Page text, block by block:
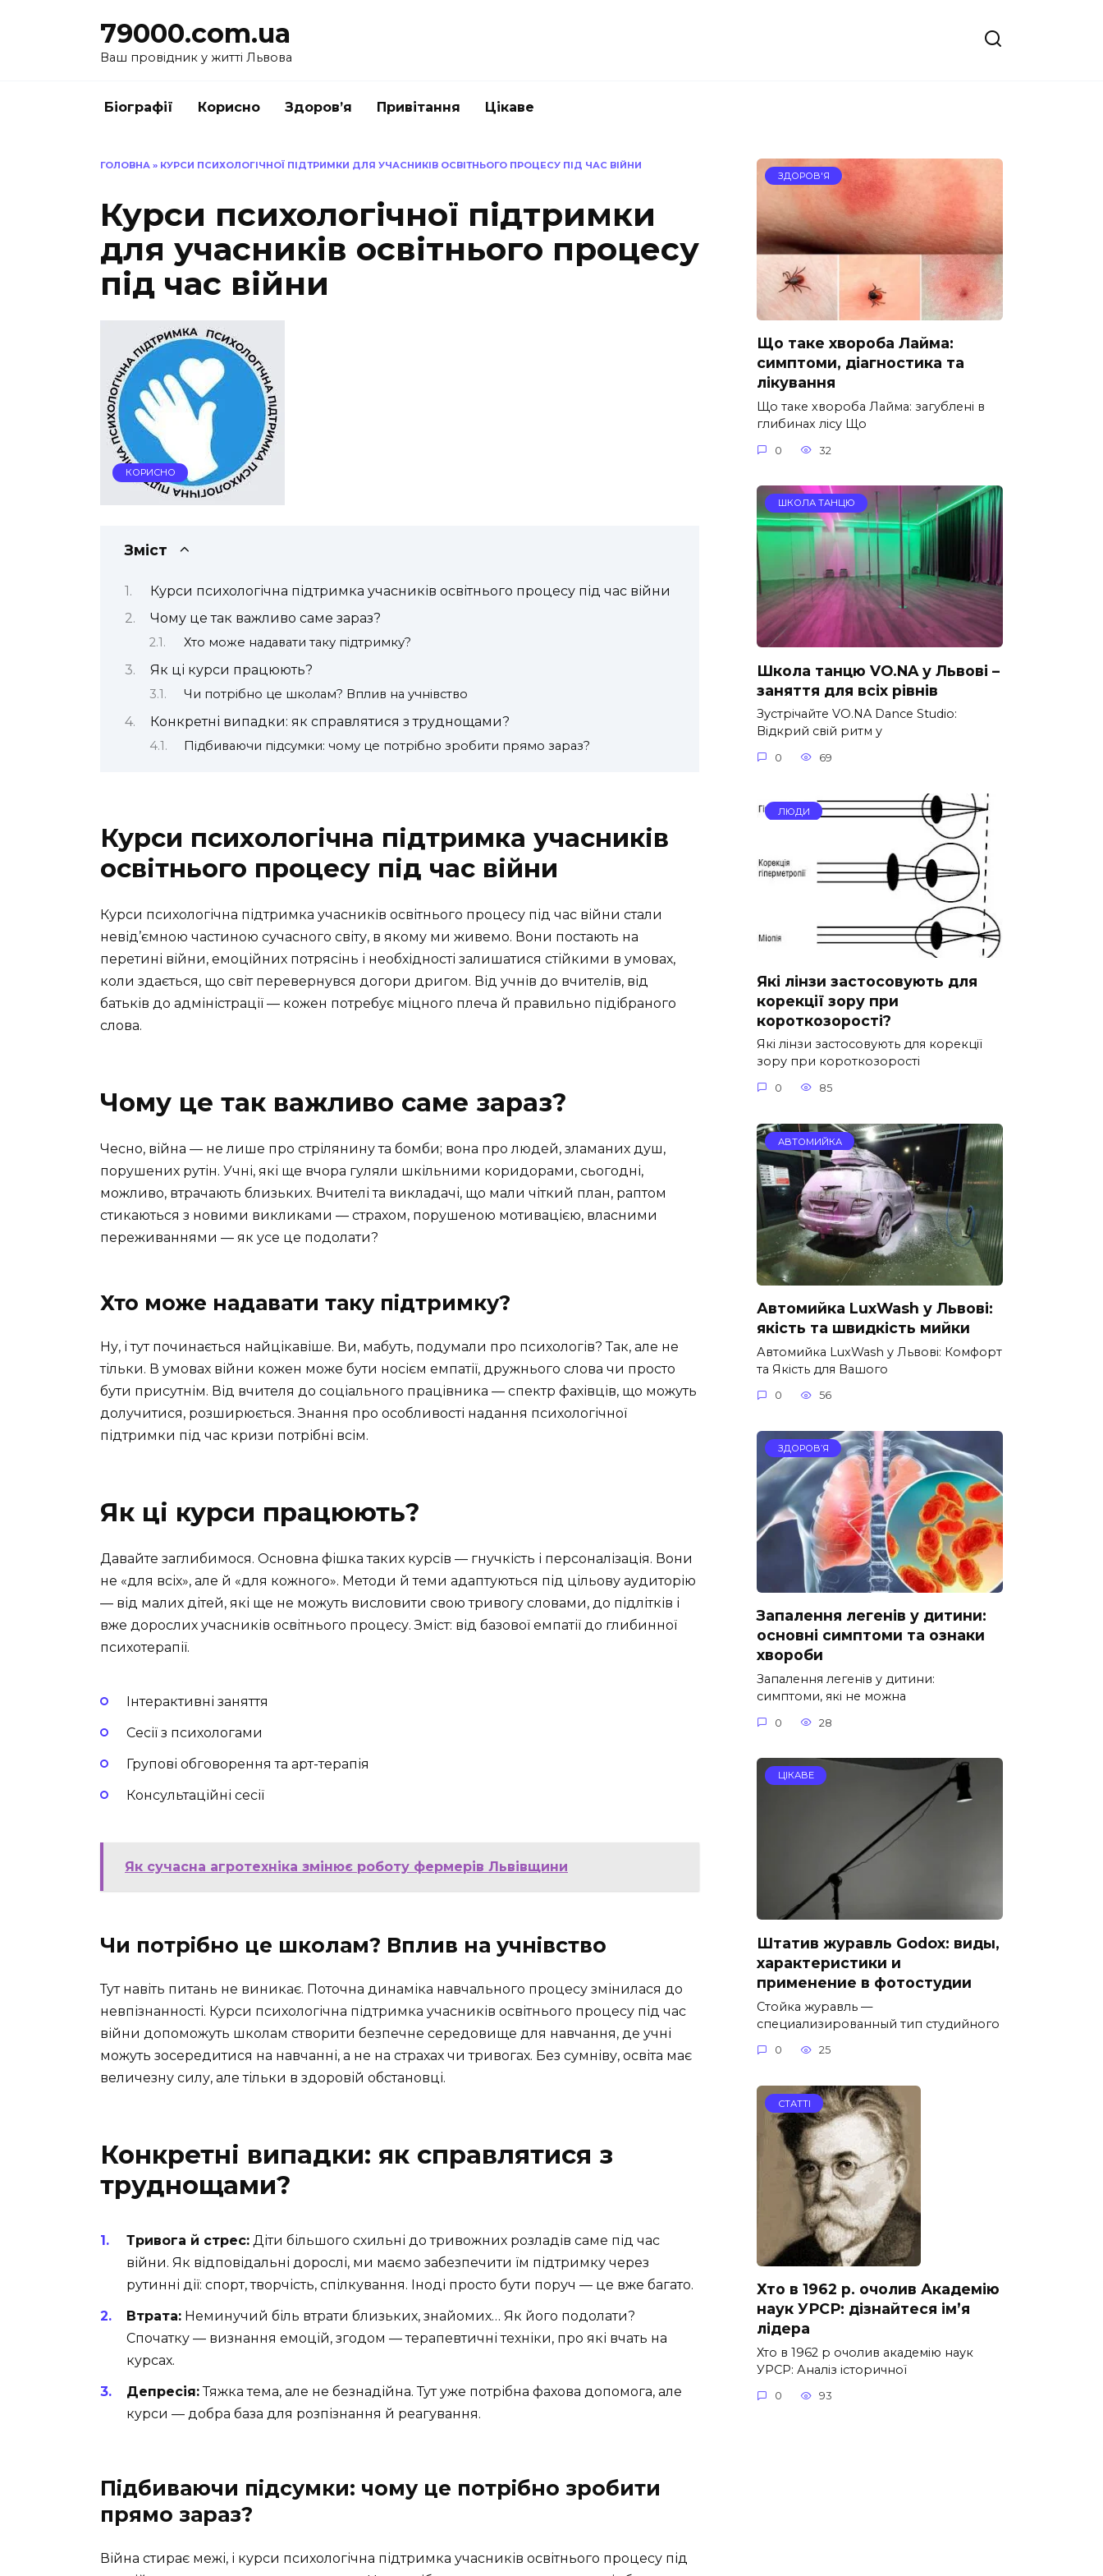
79000.com.ua
Ваш провідник у житті Львова
Біографії Корисно Здоров’я Привітання Цікаве
ГОЛОВНА » КУРСИ ПСИХОЛОГІЧНОЇ ПІДТРИМКИ ДЛЯ УЧАСНИКІВ ОСВІТНЬОГО ПРОЦЕСУ ПІД ЧАС ВІЙНИ
Курси психологічної підтримки
для учасників освітнього процесу
під час війни
КОРИСНО
Зміст
Курси психологічна підтримка учасників освітнього процесу під час війни
Чому це так важливо саме зараз?
Хто може надавати таку підтримку?
Як ці курси працюють?
Чи потрібно це школам? Вплив на учнівство
Конкретні випадки: як справлятися з труднощами?
Підбиваючи підсумки: чому це потрібно зробити прямо зараз?
Курси психологічна підтримка учасників
освітнього процесу під час війни
Курси психологічна підтримка учасників освітнього процесу під час війни стали
невід’ємною частиною сучасного світу, в якому ми живемо. Вони постають на
перетині війни, емоційних потрясінь і необхідності залишатися стійкими в умовах,
коли здається, що світ перевернувся догори дригом. Від учнів до вчителів, від
батьків до адміністрації — кожен потребує міцного плеча й правильно підібраного
слова.
Чому це так важливо саме зараз?
Чесно, війна — не лише про стрілянину та бомби; вона про людей, зламаних душ,
порушених рутін. Учні, які ще вчора гуляли шкільними коридорами, сьогодні,
можливо, втрачають близьких. Вчителі та викладачі, що мали чіткий план, раптом
стикаються з новими викликами — страхом, порушеною мотивацією, власними
переживаннями — як усе це подолати?
Хто може надавати таку підтримку?
Ну, і тут починається найцікавіше. Ви, мабуть, подумали про психологів? Так, але не
тільки. В умовах війни кожен може бути носієм емпатії, дружнього слова чи просто
бути присутнім. Від вчителя до соціального працівника — спектр фахівців, що можуть
долучитися, розширюється. Знання про особливості надання психологічної
підтримки під час кризи потрібні всім.
Як ці курси працюють?
Давайте заглибимося. Основна фішка таких курсів — гнучкість і персоналізація. Вони
не «для всіх», але й «для кожного». Методи й теми адаптуються під цільову аудиторію
— від малих дітей, які ще не можуть висловити свою тривогу словами, до підлітків і
вже дорослих учасників освітнього процесу. Зміст: від базової емпатії до глибинної
психотерапії.
Інтерактивні заняття
Сесії з психологами
Групові обговорення та арт-терапія
Консультаційні сесії
Як сучасна агротехніка змінює роботу фермерів Львівщини
Чи потрібно це школам? Вплив на учнівство
Тут навіть питань не виникає. Поточна динаміка навчального процесу змінилася до
невпізнанності. Курси психологічна підтримка учасників освітнього процесу під час
війни допоможуть школам створити безпечне середовище для навчання, де учні
можуть зосередитися на навчанні, а не на страхах чи тривогах. Без сумніву, освіта має
величезну силу, але тільки в здоровій обстановці.
Конкретні випадки: як справлятися з
труднощами?
Тривога й стрес: Діти більшого схильні до тривожних розладів саме під час
війни. Як відповідальні дорослі, ми маємо забезпечити їм підтримку через
рутинні дії: спорт, творчість, спілкування. Іноді просто бути поруч — це вже багато.
Втрата: Неминучий біль втрати близьких, знайомих… Як його подолати?
Спочатку — визнання емоцій, згодом — терапевтичні техніки, про які вчать на
курсах.
Депресія:Тяжка тема, але не безнадійна. Тут уже потрібна фахова допомога, але
курси — добра база для розпізнання й реагування.
Підбиваючи підсумки: чому це потрібно зробити
прямо зараз?
Війна стирає межі, і курси психологічна підтримка учасників освітнього процесу під
ЗДОРОВ'Я
Що таке хвороба Лайма:
симптоми, діагностика та
лікування
Що таке хвороба Лайма: загублені в
глибинах лісу Що
0 32
ШКОЛА ТАНЦЮ
Школа танцю VO.NA у Львові –
заняття для всіх рівнів
Зустрічайте VO.NA Dance Studio:
Відкрий свій ритм у
0 69
ЛЮДИ
Які лінзи застосовують для
корекції зору при
короткозорості?
Які лінзи застосовують для корекції
зору при короткозорості
0 85
АВТОМИЙКА
Автомийка LuxWash у Львові:
якість та швидкість мийки
Автомийка LuxWash у Львові: Комфорт
та Якість для Вашого
0 56
ЗДОРОВ’Я
Запалення легенів у дитини:
основні симптоми та ознаки
хвороби
Запалення легенів у дитини:
симптоми, які не можна
0 28
ЦІКАВЕ
Штатив журавль Godox: виды,
характеристики и
применение в фотостудии
Стойка журавль —
специализированный тип студийного
0 25
СТАТТІ
Хто в 1962 р. очолив Академію
наук УРСР: дізнайтеся ім’я
лідера
Хто в 1962 р очолив академію наук
УРСР: Аналіз історичної
0 93